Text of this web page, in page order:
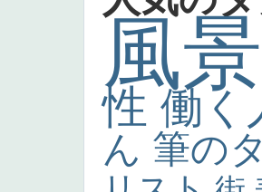
風
性 働く
ん 筆の